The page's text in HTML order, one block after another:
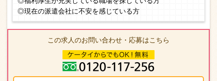
◎現在の派遣会社に不安を感じている方
この求人のお問い合わせ・応募はこちら